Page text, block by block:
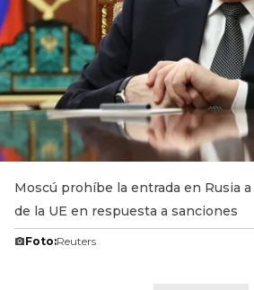
Moscú prohíbe la entrada en Rusia
de la UE en respuesta a sanciones
Foto:Reuters